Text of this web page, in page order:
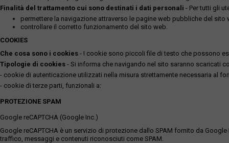
Finalità del trattamento cui sono destinati i dati personali - Per tutti gli
permettere la navigazione attraverso le pagine web pubbliche del sito
controllare il corretto funzionamento del sito web.
COOKIES
Che cosa sono i cookies - I cookie sono piccoli file di testo che possono
Tipologie di cookies - Si informa che navigando nel sito saranno scaricati
- cookie di autenticazione utilizzati nella misura strettamente necessaria al
- cookie di terze parti, funzionali a:
PROTEZIONE SPAM
Google reCAPTCHA (Google Inc.)
Google reCAPTCHA è un servizio di protezione dallo SPAM fornito da
traffico, messaggi e contenuti riconosciuti come SPAM.